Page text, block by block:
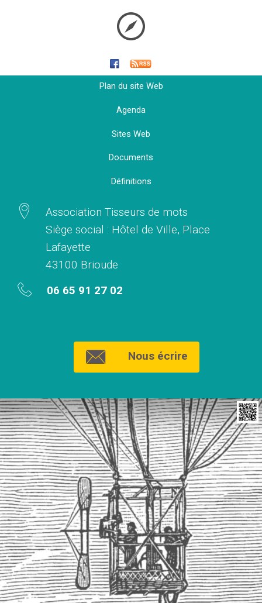
Plan du site Web
Agenda
Sites Web
Documents
Définitions
Association Tisseurs de mots
Siège social : Hôtel de Ville, Place
Lafayette
43100 Brioude
06 65 91 27 02
Nous écrire